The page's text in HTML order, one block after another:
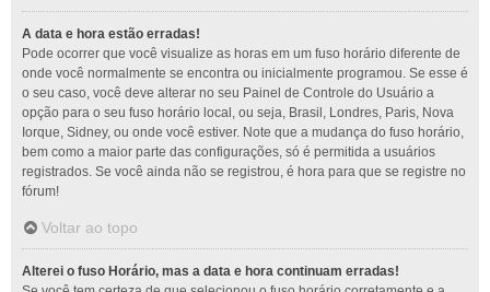
A data e hora estão erradas!
Pode ocorrer que você visualize as horas em um fuso horário diferente de
onde você normalmente se encontra ou inicialmente programou. Se esse é
o seu caso, você deve alterar no seu Painel de Controle do Usuário a
opção para o seu fuso horário local, ou seja, Brasil, Londres, Paris, Nova
Iorque, Sidney, ou onde você estiver. Note que a mudança do fuso horário,
bem como a maior parte das configurações, só é permitida a usuários
registrados. Se você ainda não se registrou, é hora para que se registre no
fórum!
Voltar ao topo
Alterei o fuso Horário, mas a data e hora continuam erradas!